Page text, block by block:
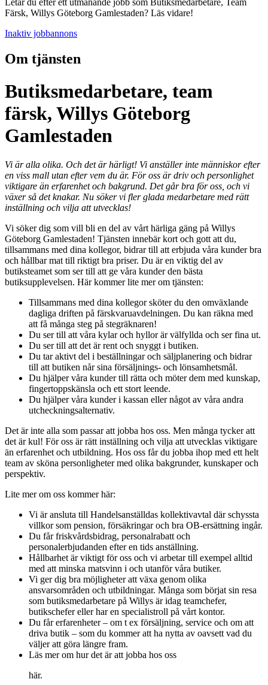
Letar du efter ett utmanande jobb som Butiksmedarbetare, Team
Färsk, Willys Göteborg Gamlestaden? Läs vidare!
Inaktiv jobbannons
Om tjänsten
Butiksmedarbetare, team
färsk, Willys Göteborg
Gamlestaden
Vi är alla olika. Och det är härligt! Vi anställer inte människor efter
en viss mall utan efter vem du är. För oss är driv och personlighet
viktigare än erfarenhet och bakgrund. Det går bra för oss, och vi
växer så det knakar. Nu söker vi fler glada medarbetare med rätt
inställning och vilja att utvecklas!
Vi söker dig som vill bli en del av vårt härliga gäng på Willys
Göteborg Gamlestaden! Tjänsten innebär kort och gott att du,
tillsammans med dina kollegor, bidrar till att erbjuda våra kunder bra
och hållbar mat till riktigt bra priser. Du är en viktig del av
butiksteamet som ser till att ge våra kunder den bästa
butiksupplevelsen. Här kommer lite mer om tjänsten:
Tillsammans med dina kollegor sköter du den omväxlande
dagliga driften på färskvaruavdelningen. Du kan räkna med
att få många steg på stegräknaren!
Du ser till att våra kylar och hyllor är välfyllda och ser fina ut.
Du ser till att det är rent och snyggt i butiken.
Du tar aktivt del i beställningar och säljplanering och bidrar
till att butiken når sina försäljnings- och lönsamhetsmål.
Du hjälper våra kunder till rätta och möter dem med kunskap,
fingertoppskänsla och ett stort leende.
Du hjälper våra kunder i kassan eller något av våra andra
utcheckningsalternativ.
Det är inte alla som passar att jobba hos oss. Men många tycker att
det är kul! För oss är rätt inställning och vilja att utvecklas viktigare
än erfarenhet och utbildning. Hos oss får du jobba ihop med ett helt
team av sköna personligheter med olika bakgrunder, kunskaper och
perspektiv.
Lite mer om oss kommer här:
Vi är ansluta till Handelsanställdas kollektivavtal där schyssta
villkor som pension, försäkringar och bra OB-ersättning ingår.
Du får friskvårdsbidrag, personalrabatt och
personalerbjudanden efter en tids anställning.
Hållbarhet är viktigt för oss och vi arbetar till exempel alltid
med att minska matsvinn i och utanför våra butiker.
Vi ger dig bra möjligheter att växa genom olika
ansvarsområden och utbildningar. Många som börjat sin resa
som butiksmedarbetare på Willys är idag teamchefer,
butikschefer eller har en specialistroll på vårt kontor.
Du får erfarenheter – om t ex försäljning, service och om att
driva butik – som du kommer att ha nytta av oavsett vad du
väljer att göra längre fram.
Läs mer om hur det är att jobba hos oss
här.